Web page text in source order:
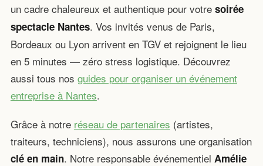
un cadre chaleureux et authentique pour votre soirée
spectacle Nantes. Vos invités venus de Paris,
Bordeaux ou Lyon arrivent en TGV et rejoignent le lieu
en 5 minutes — zéro stress logistique. Découvrez
aussi tous nos guides pour organiser un événement
entreprise à Nantes.
Grâce à notre réseau de partenaires (artistes,
traiteurs, techniciens), nous assurons une organisation
clé en main. Notre responsable événementiel Amélie